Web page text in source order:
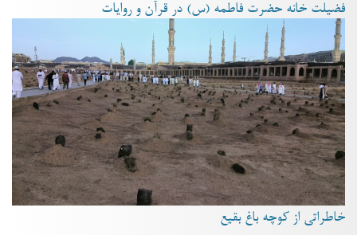
فضیلت خانه حضرت فاطمه (س) در قرآن و روایات
خاطراتی از کوچه باغ بقیع